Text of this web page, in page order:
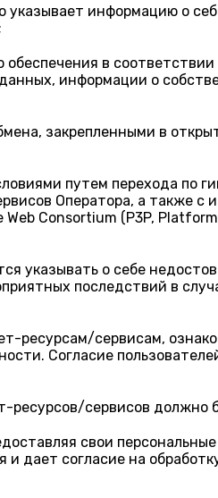
информацию о
обеспечения в
информации о
закрепленными в
путем перехода по
Оператора, а также с
Consortium (P3P,
указывать о себе
последствий в
ресурсам/сервисам,
Согласие
ресурсов/сервисов должно
свои
дает согласие на